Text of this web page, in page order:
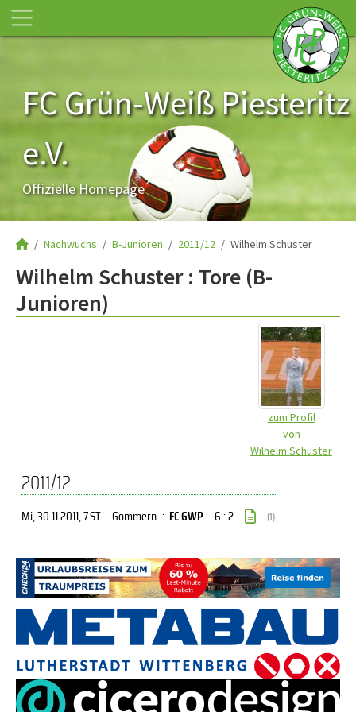
FC Grün-Weiß Piesteritz
e.V.
Offizielle Homepage
Nachwuchs B-Junioren 2011/12 Wilhelm Schuster
Wilhelm Schuster : Tore (B-
Junioren)
zum Profil
von
Wilhelm Schuster
2011/12
Mi, 30.11.2011, 7.ST Gommern : FC GWP 6 : 2 (1)